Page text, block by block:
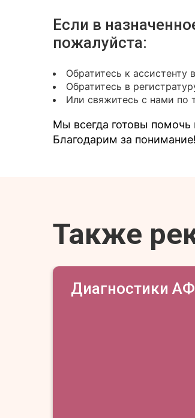
Если в
пожалуйста:
Обратитесь к
Обратитесь в
Или свяжитесь с нами по
Мы всегда готовы
Благодарим за понимание!
Также
Диагностики